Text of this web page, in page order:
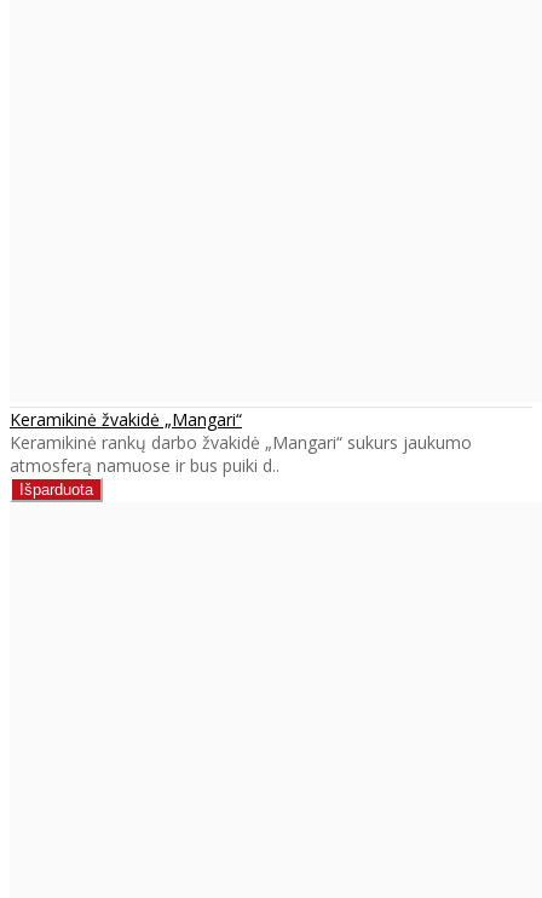
Keramikinė žvakidė „Mangari“
Keramikinė rankų darbo žvakidė „Mangari“ sukurs jaukumo
atmosferą namuose ir bus puiki d..